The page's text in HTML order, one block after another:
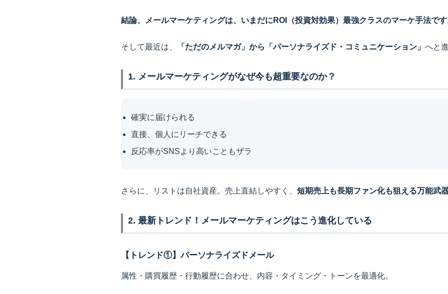
結論、メールマーケティングは、いまだにROI（投資対効果）最強クラスのマーケ手法です
そして最近は、 「ただのメルマガ」から「パーソナライズド・コミュニケーション」 へと
1. メールマーケティングがなぜ今も超重要なのか？
確実に届けられる
直接、個人にリーチできる
反応率がSNSより高いこともザラ
さらに、リストは自社資産。売上直結しやすく、 短期売上も長期ファン化も狙える万能武
2. 最新トレンド！メールマーケティングはこう進化している
【トレンド①】パーソナライズドメール
属性・購買履歴・行動履歴に合わせ、内容・タイミング・トーンを最適化。